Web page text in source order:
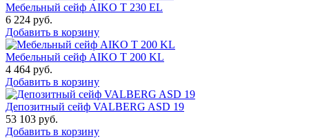
Мебельный сейф AIKO T 230 EL
6 224 руб.
Добавить в корзину
Мебельный сейф AIKO T 200 KL
4 464 руб.
Добавить в корзину
Депозитный сейф VALBERG ASD 19
53 103 руб.
Добавить в корзину